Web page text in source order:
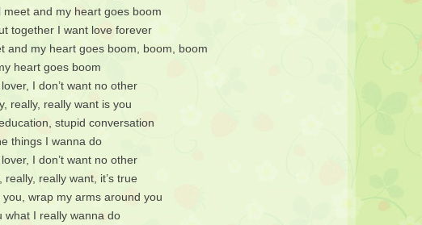
meet and my heart goes boom
together I want love forever
and my heart goes boom, boom, boom
heart goes boom
I don’t want no other
really, really want is you
stupid conversation
things I wanna do
I don’t want no other
really, really want, it’s true
you, wrap my arms around you
what I really wanna do